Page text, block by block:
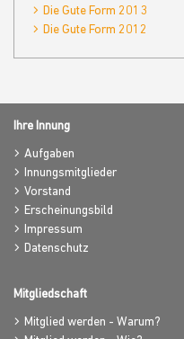
Die Gute Form 2013
Die Gute Form 2012
Ihre Innung
Aufgaben
Innungsmitglieder
Vorstand
Erscheinungsbild
Impressum
Datenschutz
Mitgliedschaft
Mitglied werden - Warum?